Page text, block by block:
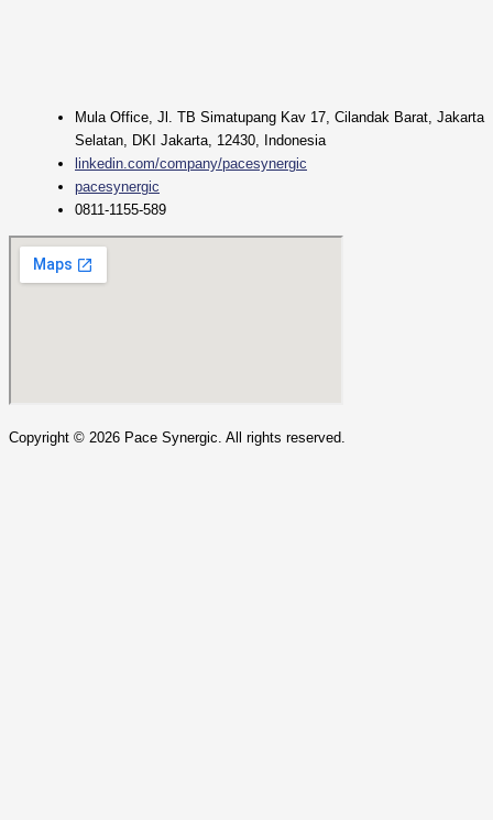
Mula Office, Jl. TB Simatupang Kav 17, Cilandak Barat, Jakarta
Selatan, DKI Jakarta, 12430, Indonesia
linkedin.com/company/pacesynergic
pacesynergic
0811-1155-589
Copyright © 2026 Pace Synergic. All rights reserved.